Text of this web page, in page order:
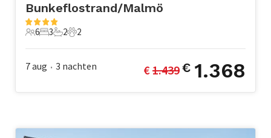
Bunkeflostrand/Malmö
6 Gasten
6
3 Slaapkamers
3
2 Badkamers
2
2 Huisdieren
2
7 aug • 3 nachten € 1.439€ 1.368